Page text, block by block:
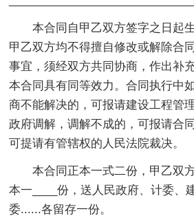
本合同自甲乙双方签字之日起生
甲乙双方均不得擅自修改或解除合
事宜，须经双方共同协商，作出补
本合同具有同等效力。合同执行中
商不能解决的，可报请建设工程管
政府调解，调解不成的，可报请合
可提请有管辖权的人民法院裁决。
本合同正本一式二份，甲乙双方
本一____份，送人民政府、计委、
委......各留存一份。